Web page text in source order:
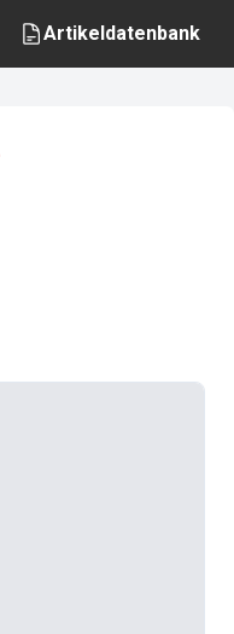
Artikeldatenbank